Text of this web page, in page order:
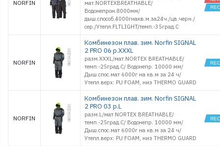
NORFIN
мат.NORTEXBREATHABLE/
Водонепрон.8000мм/
дыш.способ.4000гнакв.м.за24ч./цв.черн./
сер./Утепл.FLTLIGHT/темп.-35град.С
NORFIN
Комбинезон плав. зим. Norfin SIGNAL
2 PRO 06 р.XXXL
разм.XXXL/мат.NORTEX BREATHABLE/
темп.-25град.С/ Водонепр. 10000 мм/
Дыш.спос.мат 6000г на кв.м за 24 ч/
Утепл.верх: PU FOAM, низ THERMO GUARD
NORFIN
Комбинезон плав. зим. Norfin SIGNAL
2 PRO 03 р.L
разм.L/мат.NORTEX BREATHABLE/
темп.-25град.С/ Водонепр. 10000 мм/
Дыш.спос.мат 6000г на кв.м за 24 ч/
Утепл.верх: PU FOAM, низ THERMO GUARD